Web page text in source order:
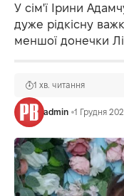
У сім'ї Ірини
дуже рідкісну
меншої донечки
admin 1 Грудня
1 хв. читання